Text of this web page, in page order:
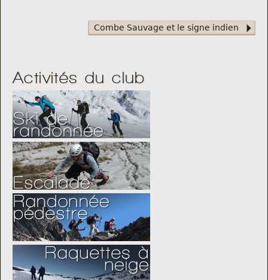
Combe Sauvage et le signe indien
Activités du club